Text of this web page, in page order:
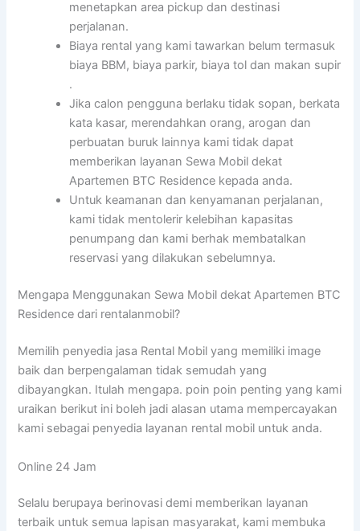
menetapkan area pickup dan destinasi
perjalanan.
Biaya rental yang kami tawarkan belum termasuk
biaya BBM, biaya parkir, biaya tol dan makan supir
.
Jika calon pengguna berlaku tidak sopan, berkata
kata kasar, merendahkan orang, arogan dan
perbuatan buruk lainnya kami tidak dapat
memberikan layanan Sewa Mobil dekat
Apartemen BTC Residence kepada anda.
Untuk keamanan dan kenyamanan perjalanan,
kami tidak mentolerir kelebihan kapasitas
penumpang dan kami berhak membatalkan
reservasi yang dilakukan sebelumnya.
Mengapa Menggunakan Sewa Mobil dekat Apartemen BTC
Residence dari rentalanmobil?
Memilih penyedia jasa Rental Mobil yang memiliki image
baik dan berpengalaman tidak semudah yang
dibayangkan. Itulah mengapa. poin poin penting yang kami
uraikan berikut ini boleh jadi alasan utama mempercayakan
kami sebagai penyedia layanan rental mobil untuk anda.
Online 24 Jam
Selalu berupaya berinovasi demi memberikan layanan
terbaik untuk semua lapisan masyarakat, kami membuka